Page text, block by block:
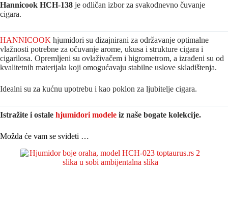
Hannicook HCH-138 je odličan izbor za svakodnevno čuvanje
cigara.
HANNICOOK hjumidori su dizajnirani za održavanje optimalne
vlažnosti potrebne za očuvanje arome, ukusa i strukture cigara i
cigarilosa. Opremljeni su ovlaživačem i higrometrom, a izrađeni su od
kvalitetnih materijala koji omogućavaju stabilne uslove skladištenja.
Idealni su za kućnu upotrebu i kao poklon za ljubitelje cigara.
Istražite i ostale hjumidori modele iz naše bogate kolekcije.
Možda će vam se svideti …